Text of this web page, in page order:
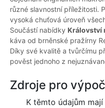
různé slavnostní příležitosti.
vysoká chuťová úroveň
Součástí nabídky Království
káva od brněnské pražírny
Díky své kvalitě a tvůrčímu
pověst jednoho z
Zdroje pro
K těmto údajům